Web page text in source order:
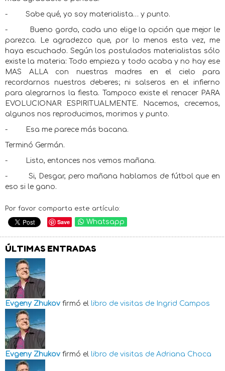
- Sabe qué, yo soy materialista… y punto.
-
Bueno gordo, cada uno elige la opción que mejor le
parezca. Le agradezco que, por lo menos esta vez, me
haya escuchado. Según los postulados materialistas sólo
existe la materia: Todo empieza y todo acaba y no hay ese
MAS ALLA con nuestras madres en el cielo para
recordarnos nuestros deberes; ni salseros en el infierno
para alegrarnos la fiesta. Tampoco existe el renacer PARA
EVOLUCIONAR ESPIRITUALMENTE. Nacemos, crecemos,
algunos nos reproducimos, morimos y punto.
- Esa me parece más bacana.
Terminó Germán.
- Listo, entonces nos vemos mañana.
-
Si, Desgar, pero mañana hablamos de fútbol que en
eso si le gano.
Por favor comparta este artículo:
Save Whatsapp
ÚLTIMAS ENTRADAS
Evgeny Zhukov firmó el libro de visitas de Ingrid Campos
Evgeny Zhukov firmó el libro de visitas de Adriana Choca